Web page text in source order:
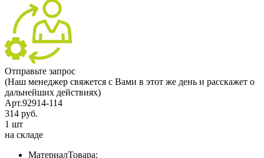
Отправьте запрос
(Наш менеджер свяжется с Вами в этот же день и расскажет о
дальнейших действиях)
Арт.92914-114
314 руб.
1 шт
на складе
МатериалТовара: